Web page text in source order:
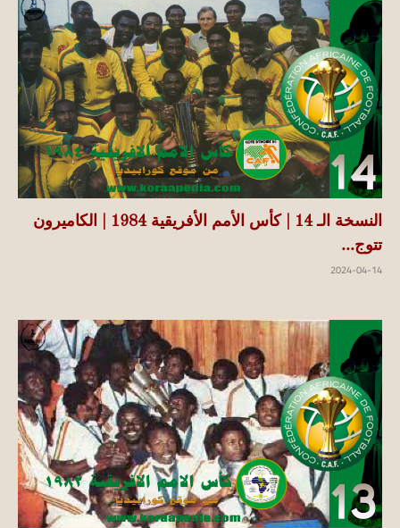
النسخة الـ 14 | كأس الأمم الأفريقية 1984 | الكاميرون
تتوج...
2024-04-14